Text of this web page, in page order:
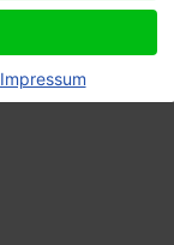
Impressum